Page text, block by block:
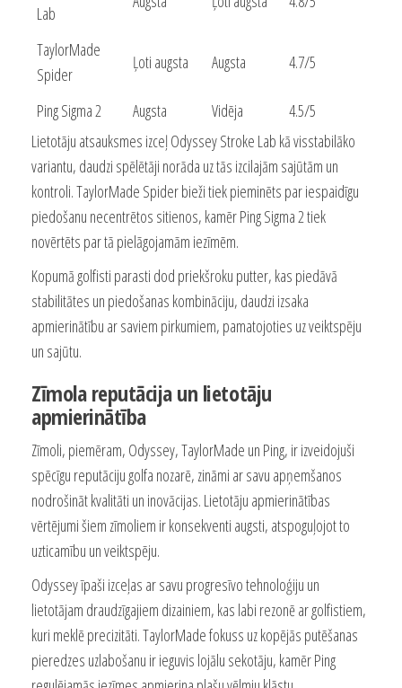
Lab
TaylorMade
Spider
Ļoti augsta Augsta 4.7/5
Ping Sigma 2 Augsta Vidēja
4.5/5
Lietotāju atsauksmes izceļ Odyssey Stroke Lab kā visstabilāko
variantu, daudzi spēlētāji norāda uz tās izcilajām sajūtām un
kontroli. TaylorMade Spider bieži tiek pieminēts par iespaidīgu
piedošanu necentrētos sitienos, kamēr Ping Sigma 2 tiek
novērtēts par tā pielāgojamām iezīmēm.
Kopumā golfisti parasti dod priekšroku putter, kas piedāvā
stabilitātes un piedošanas kombināciju, daudzi izsaka
apmierinātību ar saviem pirkumiem, pamatojoties uz veiktspēju
un sajūtu.
Zīmola reputācija un lietotāju
apmierinātība
Zīmoli, piemēram, Odyssey, TaylorMade un Ping, ir izveidojuši
spēcīgu reputāciju golfa nozarē, zināmi ar savu apņemšanos
nodrošināt kvalitāti un inovācijas. Lietotāju apmierinātības
vērtējumi šiem zīmoliem ir konsekventi augsti, atspoguļojot to
uzticamību un veiktspēju.
Odyssey īpaši izceļas ar savu progresīvo tehnoloģiju un
lietotājam draudzīgajiem dizainiem, kas labi rezonē ar golfistiem,
kuri meklē precizitāti. TaylorMade fokuss uz kopējās putēšanas
pieredzes uzlabošanu ir ieguvis lojālu sekotāju, kamēr Ping